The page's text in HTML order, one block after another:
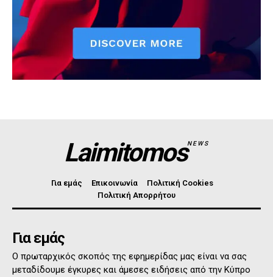
LaimitomosNEWS
Για εμάς Επικοινωνία
Πολιτική Cookies
Πολιτική Απορρήτου
Για εμάς
Ο πρωταρχικός σκοπός της εφημερίδας μας είναι να σας
μεταδίδουμε έγκυρες και άμεσες ειδήσεις από την Κύπρο